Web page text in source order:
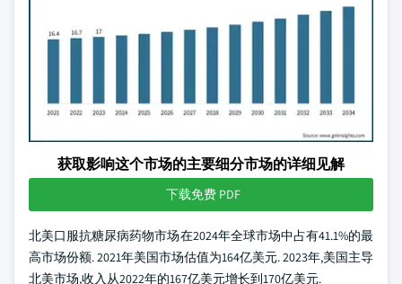
获取影响这个市场的主要细分市场的详细见解
下载免费 PDF
北美口服抗糖尿病药物市场在2024年全球市场中占有41.1%的最
高市场份额. 2021年美国市场估值为164亿美元. 2023年,美国主导
北美市场,收入从2022年的167亿美元增长到170亿美元.